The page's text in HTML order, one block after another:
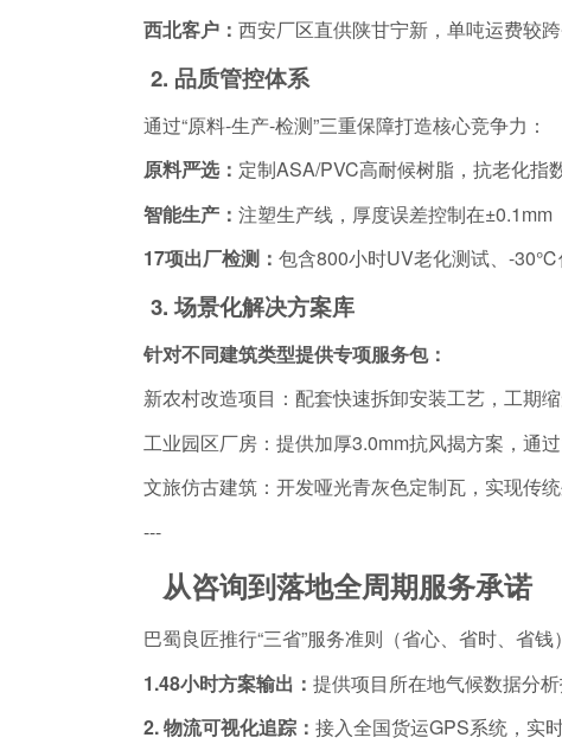
西北客户：西安厂区直供陕甘宁新，单吨运费较
2. 品质管控体系
通过“原料-生产-检测”三重保障打造核心竞争力：
原料严选： 定制ASA/PVC高耐候树脂，抗老化指
智能生产：注塑生产线，厚度误差控制在±0.1mm
17项出厂检测：包含800小时UV老化测试、-
3. 场景化解决方案库
针对不同建筑类型提供专项服务包：
新农村改造项目：配套快速拆卸安装工艺，工期
工业园区厂房：提供加厚3.0mm抗风揭方案，通
文旅仿古建筑：开发哑光青灰色定制瓦，实现传
---
从咨询到落地全周期服务承诺
巴蜀良匠推行“三省”服务准则（省心、省时、省
1.48小时方案输出：提供项目所在地气候数据分
2. 物流可视化追踪：接入全国货运GPS系统，实